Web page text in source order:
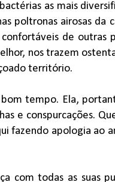
as mais
poltronas airosas da
de outras
nos trazem
território.
tempo. Ela,
e conspurcações.
fazendo apologia ao
com todas as suas